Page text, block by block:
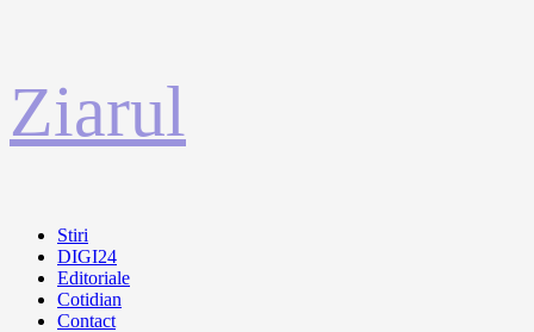
la
conținut
Ziarul
Primary
Menu
Stiri
DIGI24
Editoriale
Cotidian
Contact